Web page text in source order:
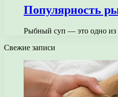
Популярность
Рыбный суп — это одно из
Свежие записи